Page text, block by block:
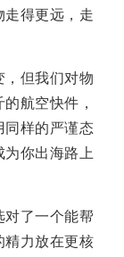
得更远，走
但我们对物
航空快件，
样的严谨态
你出海路上
了一个能帮
力放在更核